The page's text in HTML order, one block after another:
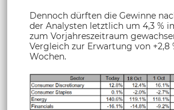
Dennoch dürften die Gewinne
der Analysten letztlich um 4,3 %
zum Vorjahreszeitraum
Vergleich zur Erwartung von +2,8
Wochen.